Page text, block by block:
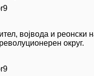
војвода и реонски
округ.